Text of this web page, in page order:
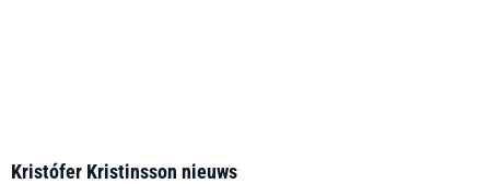
Kristófer Kristinsson nieuws